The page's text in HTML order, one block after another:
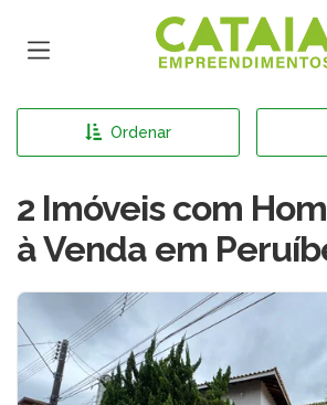
Página inicial
Ordenar
2 Imóveis com
à Venda em